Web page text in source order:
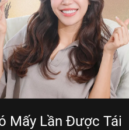
Mấy Lần Được Tái